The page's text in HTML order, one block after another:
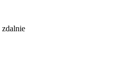
zdalnie